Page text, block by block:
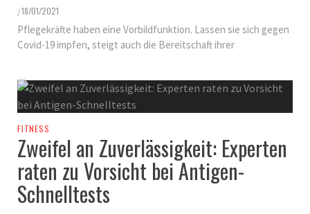
/18/01/2021
Pflegekräfte haben eine Vorbildfunktion. Lassen sie sich gegen
Covid-19 impfen, steigt auch die Bereitschaft ihrer
FITNESS
Zweifel an Zuverlässigkeit: Experten
raten zu Vorsicht bei Antigen-
Schnelltests